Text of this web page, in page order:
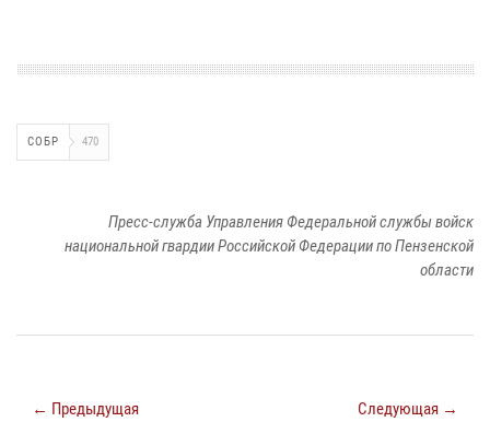
СОБР 470
Пресс-служба Управления Федеральной службы войск
национальной гвардии Российской Федерации по Пензенской
области
← Предыдущая Следующая →